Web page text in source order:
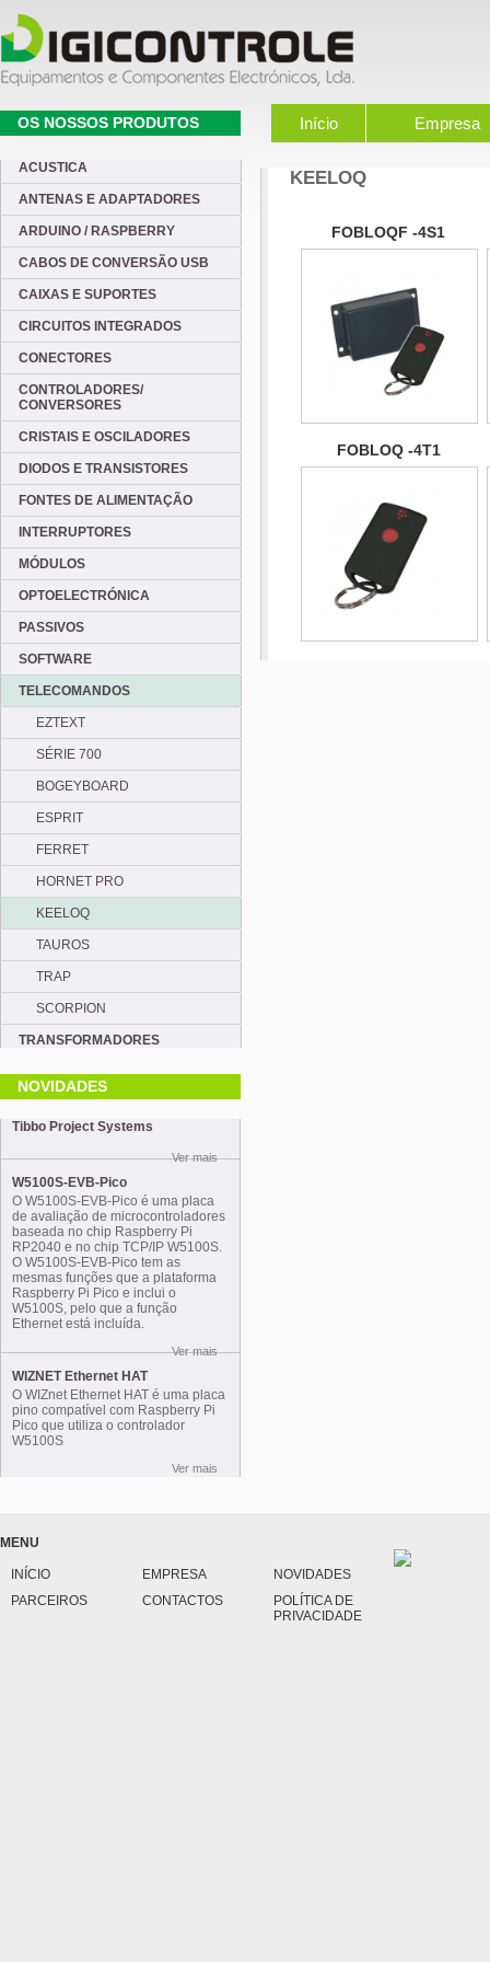
Início Empresa
KEELOQ
FOBLOQF -4S1
FOBLOQ -4T1
OS NOSSOS PRODUTOS
ACUSTICA
ANTENAS E ADAPTADORES
ARDUINO / RASPBERRY
CABOS DE CONVERSÃO USB
CAIXAS E SUPORTES
CIRCUITOS INTEGRADOS
CONECTORES
CONTROLADORES/
CONVERSORES
CRISTAIS E OSCILADORES
DIODOS E TRANSISTORES
FONTES DE ALIMENTAÇÃO
INTERRUPTORES
MÓDULOS
OPTOELECTRÓNICA
PASSIVOS
SOFTWARE
TELECOMANDOS
EZTEXT
SÉRIE 700
BOGEYBOARD
ESPRIT
FERRET
HORNET PRO
KEELOQ
TAUROS
TRAP
SCORPION
TRANSFORMADORES
NOVIDADES
Tibbo Project Systems
Ver mais
W5100S-EVB-Pico
O W5100S-EVB-Pico é uma placa
de avaliação de microcontroladores
baseada no chip Raspberry Pi
RP2040 e no chip TCP/IP W5100S.
O W5100S-EVB-Pico tem as
mesmas funções que a plataforma
Raspberry Pi Pico e inclui o
W5100S, pelo que a função
Ethernet está incluída.
Ver mais
WIZNET Ethernet HAT
O WIZnet Ethernet HAT é uma placa
pino compatível com Raspberry Pi
Pico que utiliza o controlador
W5100S
Ver mais
MENU
INÍCIO EMPRESA
NOVIDADES
PARCEIROS
CONTACTOS
POLÍTICA DE
PRIVACIDADE